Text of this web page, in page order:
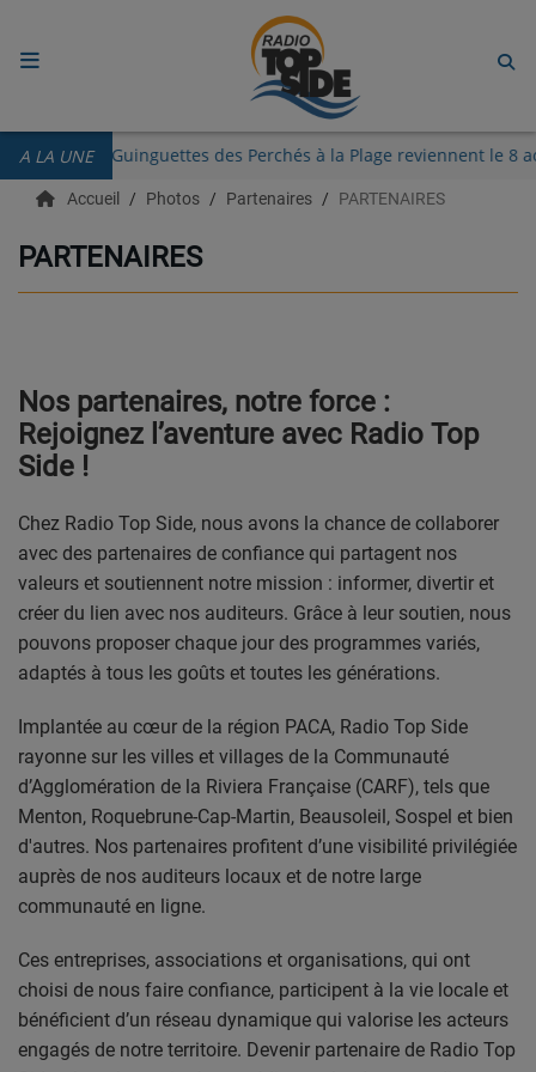
A LA UNE Les Guinguettes des Perchés à la Plage reviennent
RADIO
ECOUTER
RECHERCHE DE TITRES
EMISSIONS
LIVE DJ
CONTACT
Team Building Radio
CÔTE D'AZUR
EVÉNEMENTS
CIRCULATION EN TEMPS RÉEL
HIGH-TECH
SANTÉ
Accueil Photos Partenaires PARTENAIRES
PARTENAIRES
Nos partenaires, notre force :
Rejoignez l’aventure avec Radio Top
Side !
Chez Radio Top Side, nous avons la chance de collaborer
avec des partenaires de confiance qui partagent nos
valeurs et soutiennent notre mission : informer, divertir et
créer du lien avec nos auditeurs. Grâce à leur soutien, nous
pouvons proposer chaque jour des programmes variés,
adaptés à tous les goûts et toutes les générations.
Implantée au cœur de la région PACA, Radio Top Side
rayonne sur les villes et villages de la Communauté
d’Agglomération de la Riviera Française (CARF), tels que
Menton, Roquebrune-Cap-Martin, Beausoleil, Sospel et bien
d'autres. Nos partenaires profitent d’une visibilité privilégiée
auprès de nos auditeurs locaux et de notre large
communauté en ligne.
Ces entreprises, associations et organisations, qui ont
choisi de nous faire confiance, participent à la vie locale et
bénéficient d’un réseau dynamique qui valorise les acteurs
engagés de notre territoire. Devenir partenaire de Radio Top